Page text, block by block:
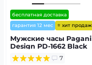
бесплатная доставка
гарантия 12 мес
⭐ хит продаж
Мужские часы Pagani
Design PD-1662 Black
7